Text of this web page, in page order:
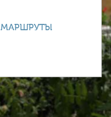
МАРШРУТЫ